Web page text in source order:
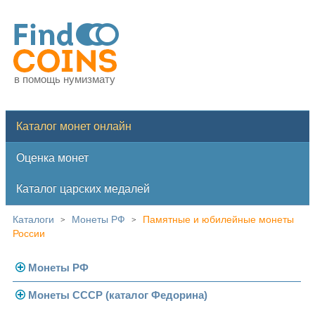
в помощь нумизмату
Каталог монет онлайн
Оценка монет
Каталог царских медалей
Каталоги > Монеты РФ >
Памятные и юбилейные монеты
России
Монеты РФ
Современная Россия
Монеты СССР (каталог Федорина)